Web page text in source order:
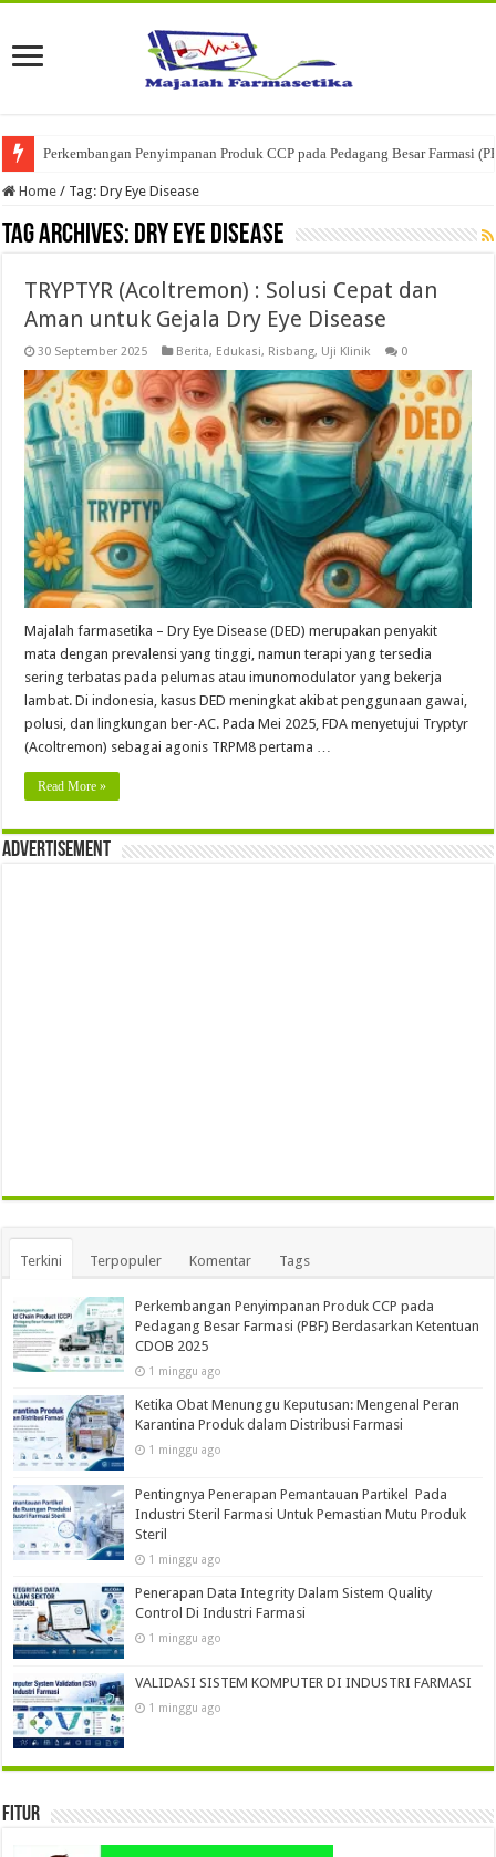
Perkembangan Penyimpanan Produk CCP pada Pedagang Besar Farmasi
Home / Tag:Dry Eye Disease
Tag Archives: Dry Eye Disease
TRYPTYR (Acoltremon) : Solusi Cepat dan
Aman untuk Gejala Dry Eye Disease
30 September 2025 Berita, Edukasi, Risbang, Uji Klinik 0
Majalah farmasetika – Dry Eye Disease (DED) merupakan penyakit
mata dengan prevalensi yang tinggi, namun terapi yang tersedia
sering terbatas pada pelumas atau imunomodulator yang bekerja
lambat. Di indonesia, kasus DED meningkat akibat penggunaan gawai,
polusi, dan lingkungan ber-AC. Pada Mei 2025, FDA menyetujui Tryptyr
(Acoltremon) sebagai agonis TRPM8 pertama …
Read More »
Advertisement
Terkini Terpopuler Komentar Tags
Perkembangan Penyimpanan Produk CCP pada
Pedagang Besar Farmasi (PBF) Berdasarkan Ketentuan
CDOB 2025
1 minggu ago
Ketika Obat Menunggu Keputusan: Mengenal Peran
Karantina Produk dalam Distribusi Farmasi
1 minggu ago
Pentingnya Penerapan Pemantauan Partikel Pada
Industri Steril Farmasi Untuk Pemastian Mutu Produk
Steril
1 minggu ago
Penerapan Data Integrity Dalam Sistem Quality
Control Di Industri Farmasi
1 minggu ago
VALIDASI SISTEM KOMPUTER DI INDUSTRI FARMASI
1 minggu ago
Fitur